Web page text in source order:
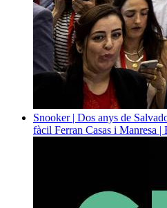
Snooker | Dos anys de
fàcil Ferran Casas i Manresa